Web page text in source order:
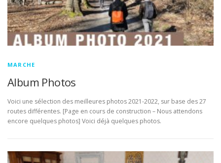
MARCHE
Album Photos
Voici une sélection des meilleures photos 2021-2022, sur base des 27
routes différentes. [Page en cours de construction – Nous attendons
encore quelques photos] Voici déjà quelques photos.